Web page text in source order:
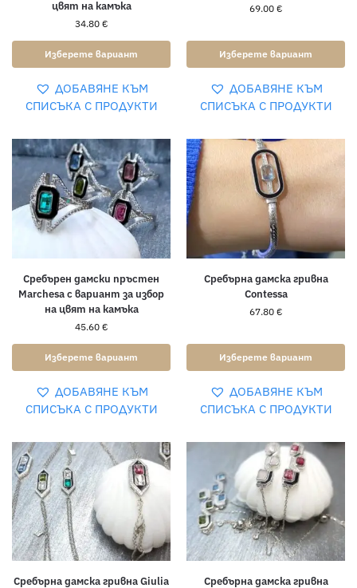
цвят на камъка
34.80 €
Изберете вариант
ДОБАВЯНЕ КЪМ
СПИСЪКА С ПРОДУКТИ
69.00 €
Изберете вариант
ДОБАВЯНЕ КЪМ
СПИСЪКА С ПРОДУКТИ
Сребърен дамски пръстен
Marchesa с вариант за избор
на цвят на камъка
45.60 €
Изберете вариант
ДОБАВЯНЕ КЪМ
СПИСЪКА С ПРОДУКТИ
Сребърна дамска гривна
Contessa
67.80 €
Изберете вариант
ДОБАВЯНЕ КЪМ
СПИСЪКА С ПРОДУКТИ
Сребърна дамска гривна Giulia
Сребърна дамска гривна